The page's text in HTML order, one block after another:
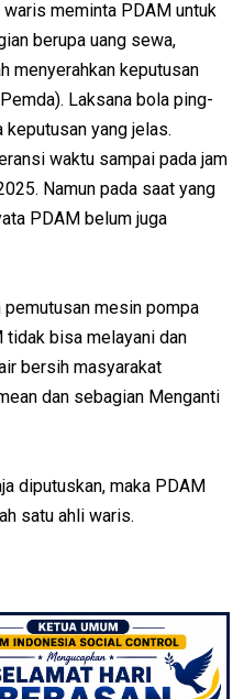
meminta PDAM untuk
berupa uang sewa,
menyerahkan keputusan
Laksana bola ping-
yang jelas.
waktu sampai pada jam
Namun pada saat yang
PDAM belum juga
mesin pompa
bisa melayani dan
bersih masyarakat
dan sebagian Menganti
diputuskan, maka PDAM
satu ahli waris.